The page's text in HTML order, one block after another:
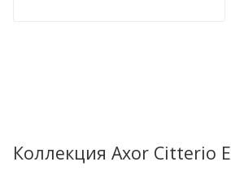
Коллекция Axor Citterio E